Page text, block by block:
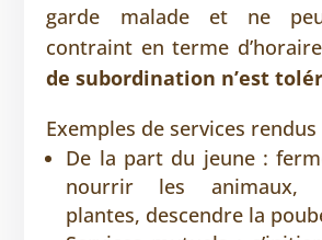
garde malade et ne
contraint en terme
de subordination n’est
Exemples de services rendus
De la part du jeune :
nourrir les animaux,
plantes, descendre la